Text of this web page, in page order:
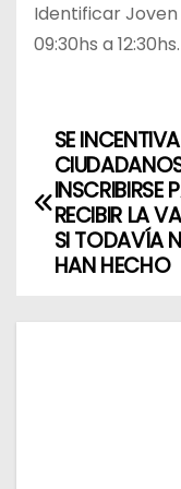
Identificar Joven
09:30hs a 12:30hs.
N
a
g
SE
INSCRIBIRSE
RECIBIR LA
SI TODAVÍA
HAN HECHO